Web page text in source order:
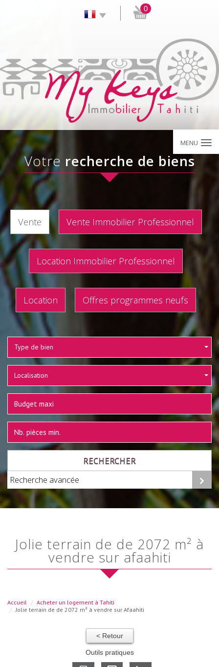
0
MENU
votre recherche de biens
Vente Vente Immobilier Professionnel
Location Immobilier Professionnel
Location Offres programmes neufs
Type de bien
Localisation
RECHERCHER
Recherche avancée
jolie terrain de de 2072 m² à
vendre sur afaahiti
Accueil
Acheter un logement à Tahiti
Jolie terrain de de 2072 m² à vendre sur Afaahiti
< Retour
Outils pratiques